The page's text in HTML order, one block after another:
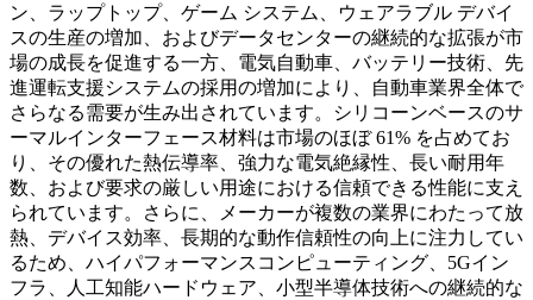
ン、ラップトップ、ゲーム システム、ウェアラブル デバイ
スの生産の増加、およびデータセンターの継続的な拡張が市
場の成長を促進する一方、電気自動車、バッテリー技術、先
進運転支援システムの採用の増加により、自動車業界全体で
さらなる需要が生み出されています。シリコーンベースのサ
ーマルインターフェース材料は市場のほぼ 61% を占めてお
り、その優れた熱伝導率、強力な電気絶縁性、長い耐用年
数、および要求の厳しい用途における信頼できる性能に支え
られています。さらに、メーカーが複数の業界にわたって放
熱、デバイス効率、長期的な動作信頼性の向上に注力してい
るため、ハイパフォーマンスコンピューティング、5Gイン
フラ、人工知能ハードウェア、小型半導体技術への継続的な